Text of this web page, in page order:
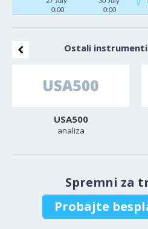
0:00
0:00
Ostali
USA500
analiza
Spremni za
Probajte